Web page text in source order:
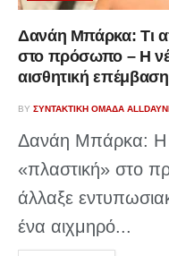
Δανάη Μπάρκα: Τι
στο πρόσωπο – Η
αισθητική επέμβαση
BY ΣΥΝΤΑΚΤΙΚΉ ΟΜΆΔΑ
Δανάη Μπάρκα: Η
«πλαστική» στο
άλλαξε
ένα αιχμηρό...